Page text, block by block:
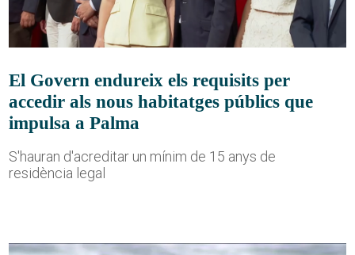
El Govern endureix els requisits per
accedir als nous habitatges públics que
impulsa a Palma
S'hauran d'acreditar un mínim de 15 anys de
residència legal